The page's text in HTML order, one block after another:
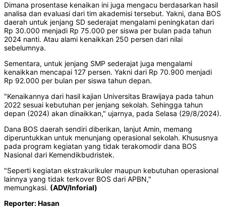
Dimana prosentase kenaikan ini juga mengacu berdasarkan hasil
analisa dan evaluasi dari tim akademisi tersebut. Yakni, dana BOS
daerah untuk jenjang SD sederajat mengalami peningkatan dari
Rp 30.000 menjadi Rp 75.000 per siswa per bulan pada tahun
2024 nanti. Atau alami kenaikkan 250 persen dari nilai
sebelumnya.
Sementara, untuk jenjang SMP sederajat juga mengalami
kenaikkan mencapai 127 persen. Yakni dari Rp 70.900 menjadi
Rp 92.000 per bulan per siswa tahun depan.
"Kenaikannya dari hasil kajian Universitas Brawijaya pada tahun
2022 sesuai kebutuhan per jenjang sekolah. Sehingga tahun
depan (2024) akan dinaikkan," ujarnya, pada Selasa (29/8/2024).
Dana BOS daerah sendiri diberikan, lanjut Amin, memang
diperuntukkan untuk menunjang operasional sekolah. Khususnya
pada program kegiatan yang tidak terakomodir dana BOS
Nasional dari Kemendikbudristek.
"Seperti kegiatan ekstrakurikuler maupun kebutuhan operasional
lainnya yang tidak terkover BOS dari APBN,"
memungkasi. (ADV/Inforial)
Reporter: Hasan